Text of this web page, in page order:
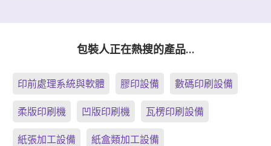
包裝人正在熱搜的產品…
印前處理系統與軟體 膠印設備 數碼印刷設備
柔版印刷機 凹版印刷機 瓦楞印刷設備
紙張加工設備 紙盒類加工設備